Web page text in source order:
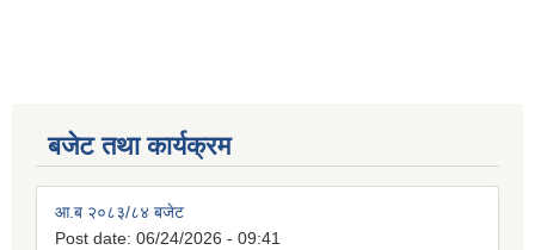
बजेट तथा कार्यक्रम
आ.ब २०८३/८४ बजेट
Post date: 06/24/2026 - 09:41